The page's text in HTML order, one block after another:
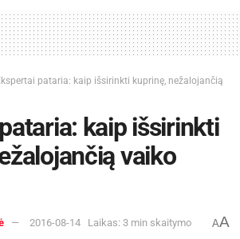
pataria: kaip išsirinkti kuprinę, nežalojančią
kaip išsirinkti
vaiko
2016-08-14 Laikas: 3 min skaitymo AA